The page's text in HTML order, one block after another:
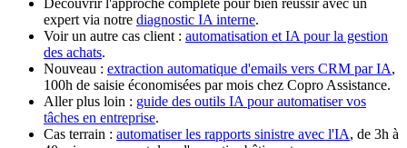
Découvrir l'approche complète pour bien réussir avec un
expert via notre diagnostic IA interne.
Voir un autre cas client : automatisation et IA pour la gestion
des achats.
Nouveau : extraction automatique d'emails vers CRM par IA,
100h de saisie économisées par mois chez Copro Assistance.
Aller plus loin : guide des outils IA pour automatiser vos
tâches en entreprise.
Cas terrain : automatiser les rapports sinistre avec l'IA, de 3h à